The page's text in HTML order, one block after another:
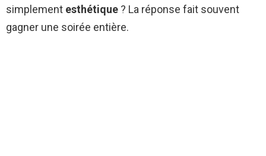
simplement esthétique ? La réponse fait souvent
gagner une soirée entière.